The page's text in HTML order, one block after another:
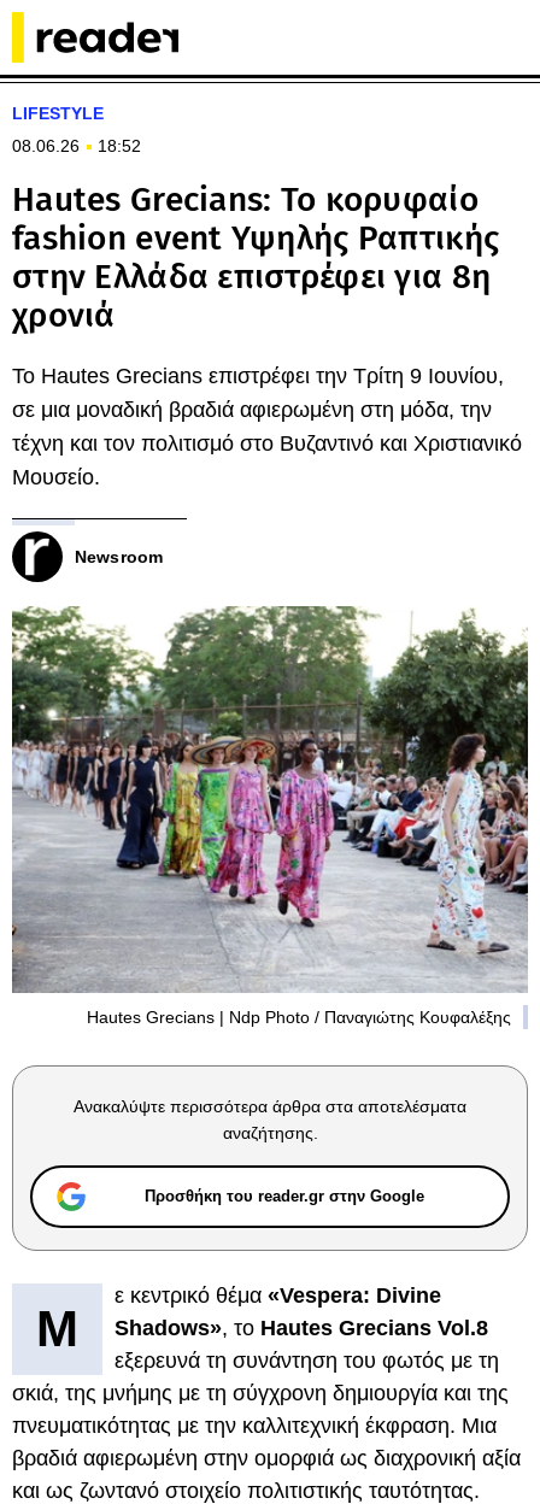
LIFESTYLE
08.06.26
18:52
Hautes Grecians: Το κορυφαίο
fashion event Υψηλής Ραπτικής
στην Ελλάδα επιστρέφει για 8η
χρονιά
Το Hautes Grecians επιστρέφει την Τρίτη 9 Ιουνίου,
σε μια μοναδική βραδιά αφιερωμένη στη μόδα, την
τέχνη και τον πολιτισμό στο Βυζαντινό και Χριστιανικό
Μουσείο.
Newsroom
Hautes Grecians | Ndp Photo / Παναγιώτης Κουφαλέξης
Ανακαλύψτε περισσότερα άρθρα στα αποτελέσματα
αναζήτησης.
Προσθήκη του reader.gr στην Google
Μ
ε κεντρικό θέμα «Vespera: Divine
Shadows», το Hautes Grecians Vol.8
εξερευνά τη συνάντηση του φωτός με τη
σκιά, της μνήμης με τη σύγχρονη δημιουργία και της
πνευματικότητας με την καλλιτεχνική έκφραση. Μια
βραδιά αφιερωμένη στην ομορφιά ως διαχρονική αξία
και ως ζωντανό στοιχείο πολιτιστικής ταυτότητας.